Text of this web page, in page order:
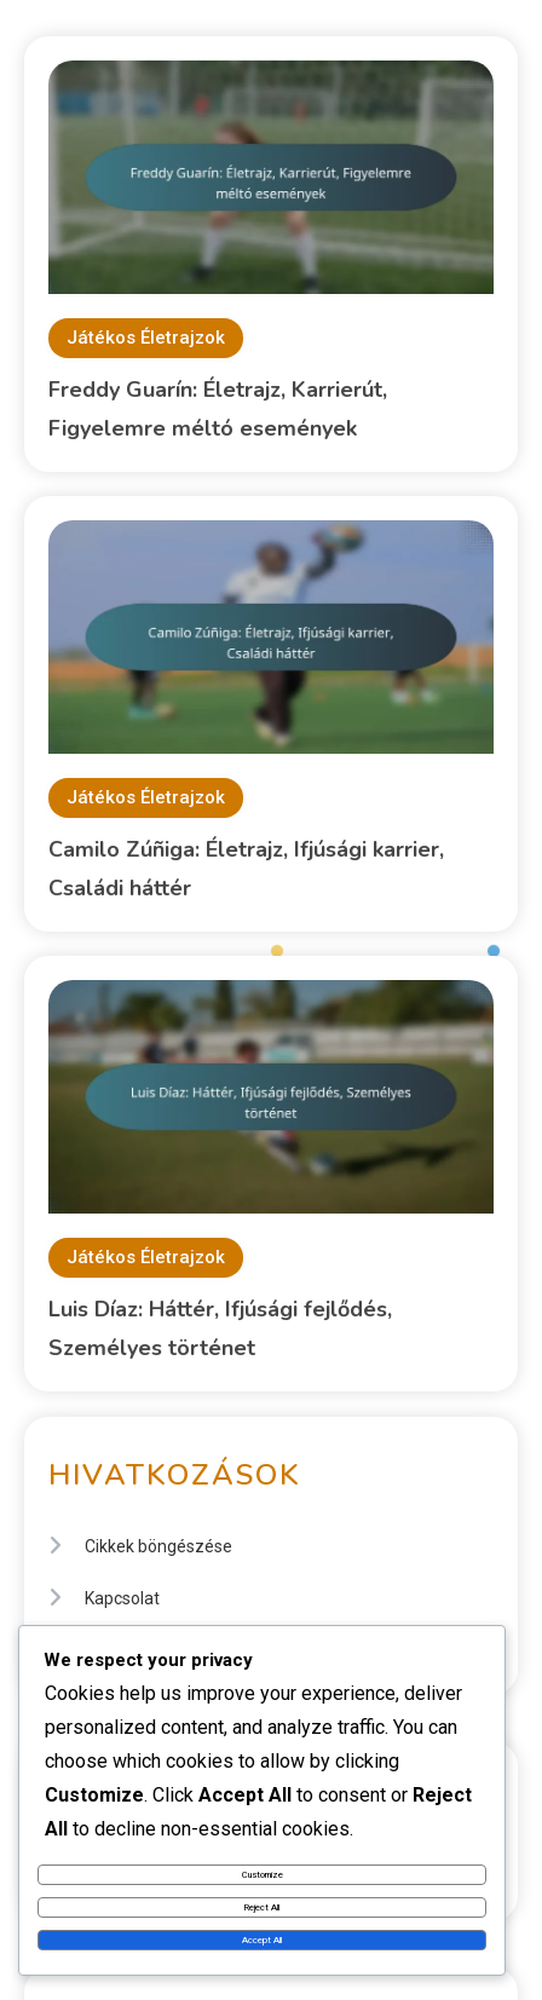
Játékos Életrajzok
Freddy Guarín: Életrajz, Karrierút,
Figyelemre méltó események
Játékos Életrajzok
Camilo Zúñiga: Életrajz, Ifjúsági karrier,
Családi háttér
Játékos Életrajzok
Luis Díaz: Háttér, Ifjúsági fejlődés,
Személyes történet
HIVATKOZÁSOK
Cikkek böngészése
Kapcsolat
KERESÉS
We respect your privacy
Cookies help us improve your experience, deliver
personalized content, and analyze traffic. You can
choose which cookies to allow by clicking
Customize. Click Accept All to consent or Reject
All to decline non-essential cookies.
Customize
Reject All
Accept All